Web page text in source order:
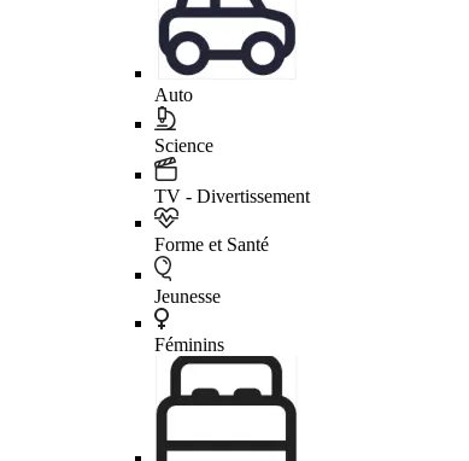
Auto
Science
TV - Divertissement
Forme et Santé
Jeunesse
Féminins